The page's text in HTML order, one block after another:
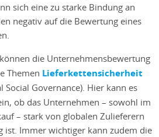
sich eine zu starke Bindung an
negativ auf die Bewertung eines
können die Unternehmensbewertung
Themen Lieferkettensicherheit
Social Governance). Hier kann es
ob das Unternehmen – sowohl im
– stark von globalen Zulieferern
ist. Immer wichtiger kann zudem die